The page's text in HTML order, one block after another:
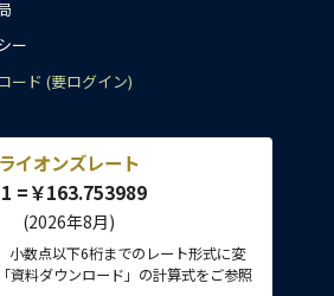
ー
ード (要ログイン)
ライオンズレート
=￥163.753989
(2026年8月)
小数点以下6桁までのレート形式に変
資料ダウンロード」の計算式をご参照